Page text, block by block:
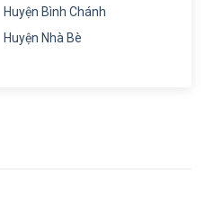
Huyện Bình Chánh
Huyện Nhà Bè